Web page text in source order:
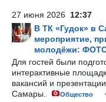
27 июня 2026 12:37
В ТК «Гудок» в
мероприятие,
молодёжи:
Для гостей были
интерактивные
вакансий и
Самары.
Общество